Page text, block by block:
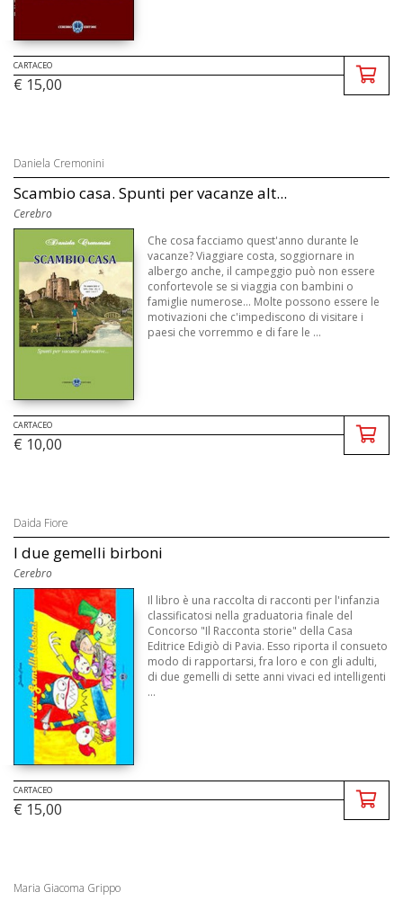
CARTACEO
€ 15,00
Daniela Cremonini
Scambio casa. Spunti per vacanze alt...
Cerebro
Che cosa facciamo quest'anno durante le
vacanze? Viaggiare costa, soggiornare in
albergo anche, il campeggio può non essere
confortevole se si viaggia con bambini o
famiglie numerose... Molte possono essere le
motivazioni che c'impediscono di visitare i
paesi che vorremmo e di fare le ...
CARTACEO
€ 10,00
Daida Fiore
I due gemelli birboni
Cerebro
Il libro è una raccolta di racconti per l'infanzia
classificatosi nella graduatoria finale del
Concorso "Il Racconta storie" della Casa
Editrice Edigiò di Pavia. Esso riporta il consueto
modo di rapportarsi, fra loro e con gli adulti,
di due gemelli di sette anni vivaci ed intelligenti
...
CARTACEO
€ 15,00
Maria Giacoma Grippo